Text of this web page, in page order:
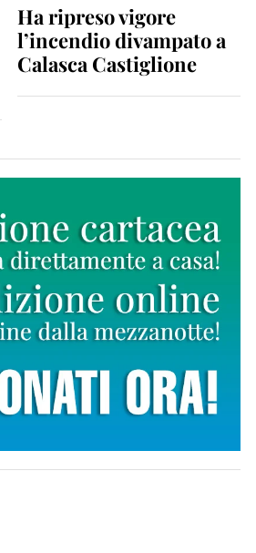
Ha ripreso vigore
l’incendio divampato a
Calasca Castiglione